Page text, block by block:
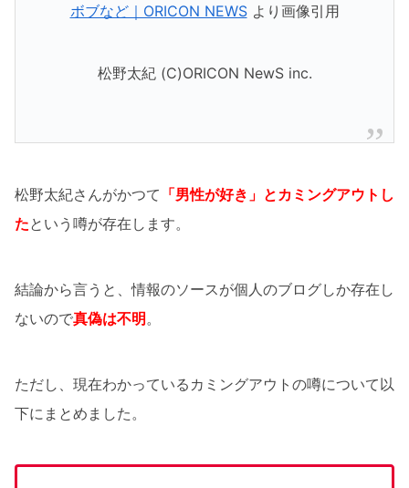
ボブなど｜ORICON NEWSより画像引用
松野太紀 (C)ORICON NewS inc.
松野太紀さんがかつて 「男性が好き」とカミングアウトし
たという噂が存在します。
結論から言うと、情報のソースが個人のブログしか存在し
ないので真偽は不明。
ただし、現在わかっているカミングアウトの噂について以
下にまとめました。